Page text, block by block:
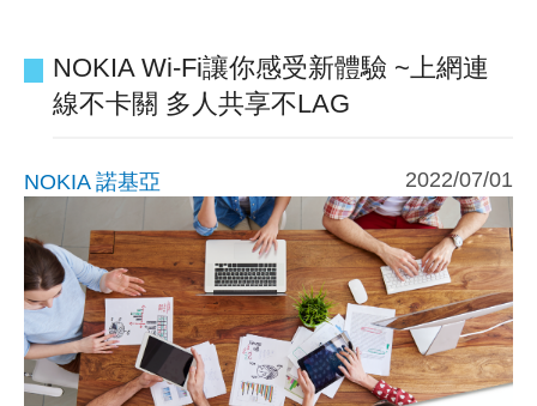
NOKIA Wi-Fi讓你感受新體驗 ~上網連
線不卡關 多人共享不LAG
NOKIA 諾基亞 2022/07/01